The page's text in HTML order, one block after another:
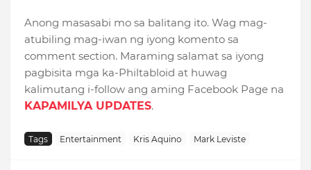
Anong masasabi mo sa balitang ito. Wag mag-
atubiling mag-iwan ng iyong komento sa
comment section. Maraming salamat sa iyong
pagbisita mga ka-Philtabloid at huwag
kalimutang i-follow ang aming Facebook Page na
KAPAMILYA UPDATES.
Tags Entertainment Kris Aquino Mark Leviste